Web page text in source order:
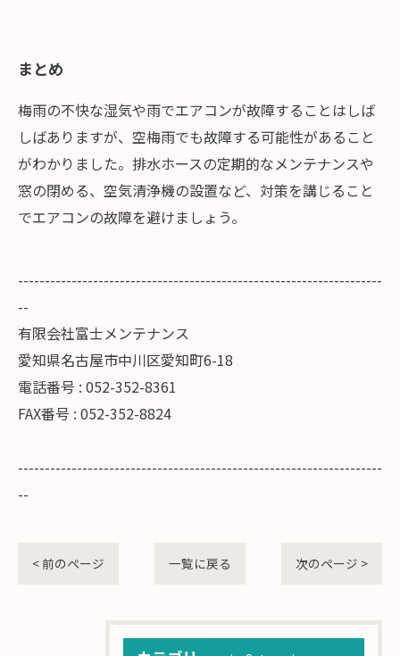
まとめ
梅雨の不快な湿気や雨でエアコンが故障することはしば
しばありますが、空梅雨でも故障する可能性があること
がわかりました。排水ホースの定期的なメンテナンスや
窓の閉める、空気清浄機の設置など、対策を講じること
でエアコンの故障を避けましょう。
--------------------------------------------------------------------
--
有限会社富士メンテナンス
愛知県名古屋市中川区愛知町6-18
電話番号 : 052-352-8361
FAX番号 : 052-352-8824
--------------------------------------------------------------------
--
< 前のページ 一覧に戻る 次のページ >